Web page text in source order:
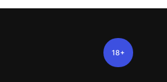
18+